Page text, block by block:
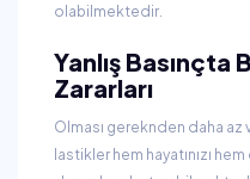
olabilmektedir.
Yanlış Basınçta
Zararları
Olması gereknden daha az
lastikler hem hayatınızı